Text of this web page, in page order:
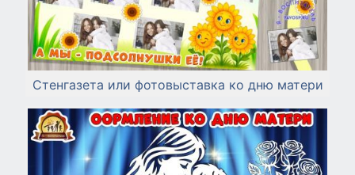
Стенгазета или фотовыставка ко дню матери